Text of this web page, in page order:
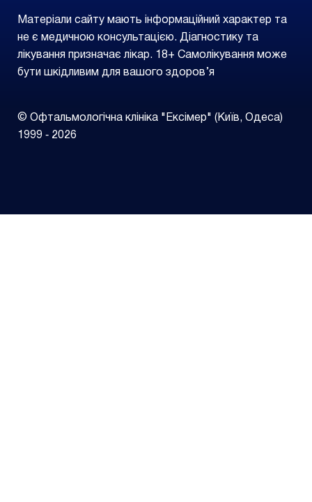
Матеріали сайту мають інформаційний характер та
не є медичною консультацією. Діагностику та
лікування призначає лікар. 18+ Самолікування може
бути шкідливим для вашого здоров’я
© Офтальмологічна клініка "Ексімер" (Київ, Одеса)
1999 ‑ 2026